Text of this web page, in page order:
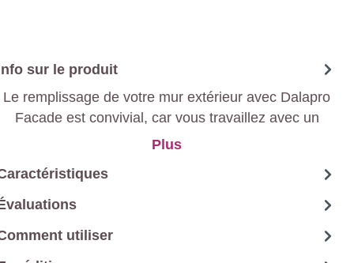
sur le produit
Le remplissage de votre mur extérieur avec Dalapro
Facade est convivial, car vous travaillez avec un
mastic prêt à l'emploi. Il peut également être utilisé à
assure une bonne adhérence.
Plus
utiliser